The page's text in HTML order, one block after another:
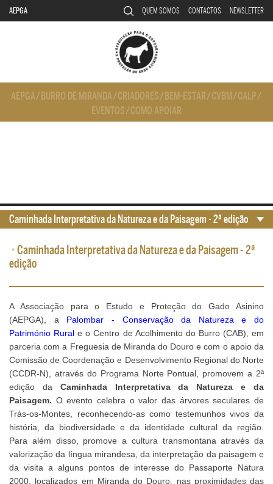
AEPGA QUEM SOMOS CONTACTOS NEWSLETTER
AEPGA/ BURRO DE MIRANDA/CRIADORES/ BEM-ESTAR/CVBM/CALP/
EVENTOS/COMO APOIAR
•Caminhada Interpretativa da Natureza e da Paisagem - 2ª
edição
A Associação para o Estudo e Proteção do Gado Asinino
(AEPGA), a Palombar - Conservação da Natureza e do
Património Rural e o Centro de Acolhimento do Burro (CAB), em
parceria com a Freguesia de Miranda do Douro e com o apoio da
Comissão de Coordenação e Desenvolvimento Regional do Norte
(CCDR-N), através do Programa Norte Pontual, promovem a 2ª
edição da Caminhada Interpretativa da Natureza e da
Paisagem. O evento celebra o valor das árvores seculares de
Trás-os-Montes, reconhecendo-as como testemunhos vivos da
história, da biodiversidade e da identidade cultural da região.
Para além disso, promove a cultura transmontana através da
valorização da língua mirandesa, da interpretação da paisagem e
da visita a alguns pontos de interesse do Passaporte Natura
2000, localizados em Miranda do Douro, nas proximidades das
Caminhada Interpretativa da Natureza e da Paisagem - 2ª edição